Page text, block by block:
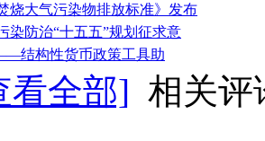
烧大气污染物排放标准》发布
染防治“十五五”规划征求意
结构性货币政策工具助
看全部] 相关评